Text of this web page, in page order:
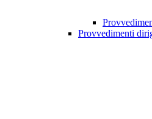
Provvedimenti